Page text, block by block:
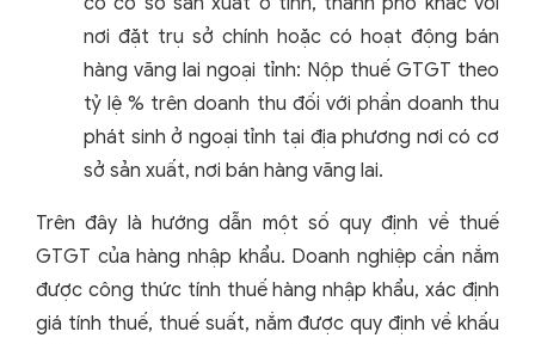
nơi đặt trụ sở chính hoặc có hoạt động bán
hàng vãng lai ngoại tỉnh: Nộp thuế GTGT theo
tỷ lệ % trên doanh thu đối với phần doanh thu
phát sinh ở ngoại tỉnh tại địa phương nơi có cơ
sở sản xuất, nơi bán hàng vãng lai.
Trên đây là hướng dẫn một số quy định về thuế
GTGT của hàng nhập khẩu. Doanh nghiệp cần nắm
được công thức tính thuế hàng nhập khẩu, xác định
giá tính thuế, thuế suất, nắm được quy định về khấu